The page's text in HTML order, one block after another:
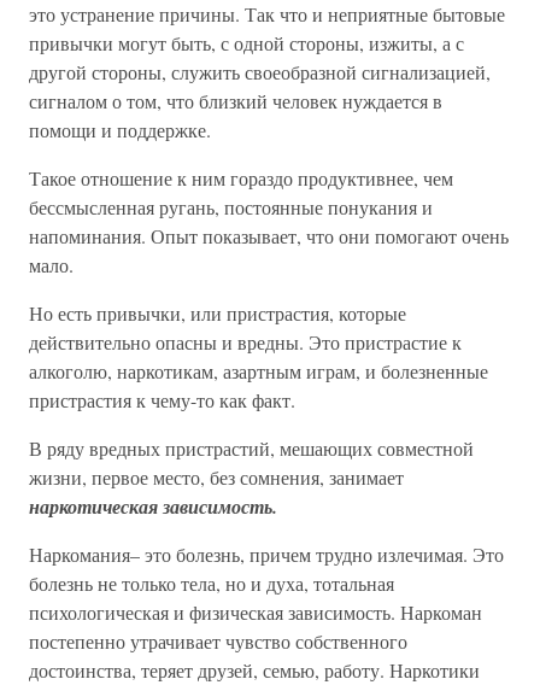
это устранение причины. Так что и неприятные бытовые
привычки могут быть, с одной стороны, изжиты, а с
другой стороны, служить своеобразной сигнализацией,
сигналом о том, что близкий человек нуждается в
помощи и поддержке.
Такое отношение к ним гораздо продуктивнее, чем
бессмысленная ругань, постоянные понукания и
напоминания. Опыт показывает, что они помогают очень
мало.
Но есть привычки, или пристрастия, которые
действительно опасны и вредны. Это пристрастие к
алкоголю, наркотикам, азартным играм, и болезненные
пристрастия к чему-то как факт.
В ряду вредных пристрастий, мешающих совместной
жизни, первое место, без сомнения, занимает
наркотическая зависимость.
Наркомания– это болезнь, причем трудно излечимая. Это
болезнь не только тела, но и духа, тотальная
психологическая и физическая зависимость. Наркоман
постепенно утрачивает чувство собственного
достоинства, теряет друзей, семью, работу. Наркотики